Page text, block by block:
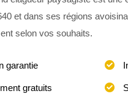
et dans ses régions
selon vos souhaits.
garantie
gratuits